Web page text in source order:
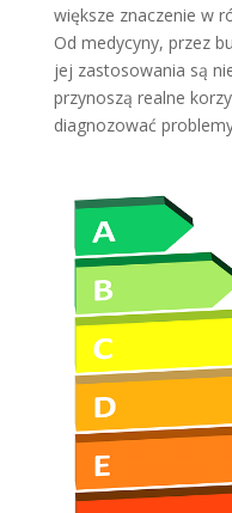
większe znaczenie w
Od medycyny, przez
jej zastosowania są
przynoszą realne
diagnozować